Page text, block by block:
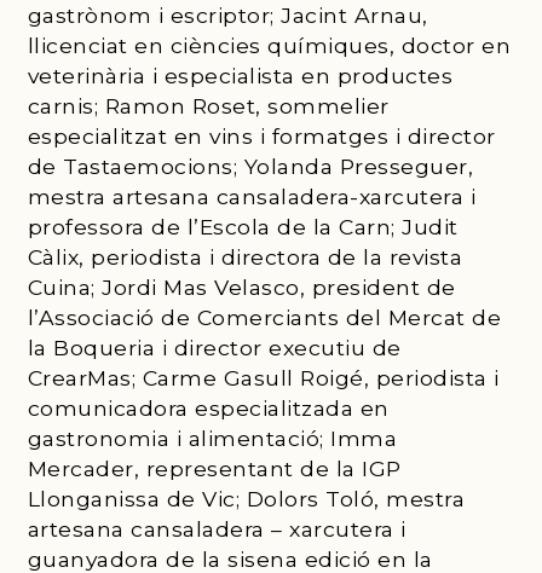
gastrònom i escriptor; Jacint Arnau,
llicenciat en ciències químiques, doctor en
veterinària i especialista en productes
carnis; Ramon Roset, sommelier
especialitzat en vins i formatges i director
de Tastaemocions; Yolanda Presseguer,
mestra artesana cansaladera-xarcutera i
professora de l’Escola de la Carn; Judit
Càlix, periodista i directora de la revista
Cuina; Jordi Mas Velasco, president de
l’Associació de Comerciants del Mercat de
la Boqueria i director executiu de
CrearMas; Carme Gasull Roigé, periodista i
comunicadora especialitzada en
gastronomia i alimentació; Imma
Mercader, representant de la IGP
Llonganissa de Vic; Dolors Toló, mestra
artesana cansaladera – xarcutera i
guanyadora de la sisena edició en la